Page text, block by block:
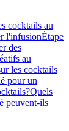
cocktails au
l'infusionÉtape
des
au
les cocktails
pour un
Quels
peuvent-ils